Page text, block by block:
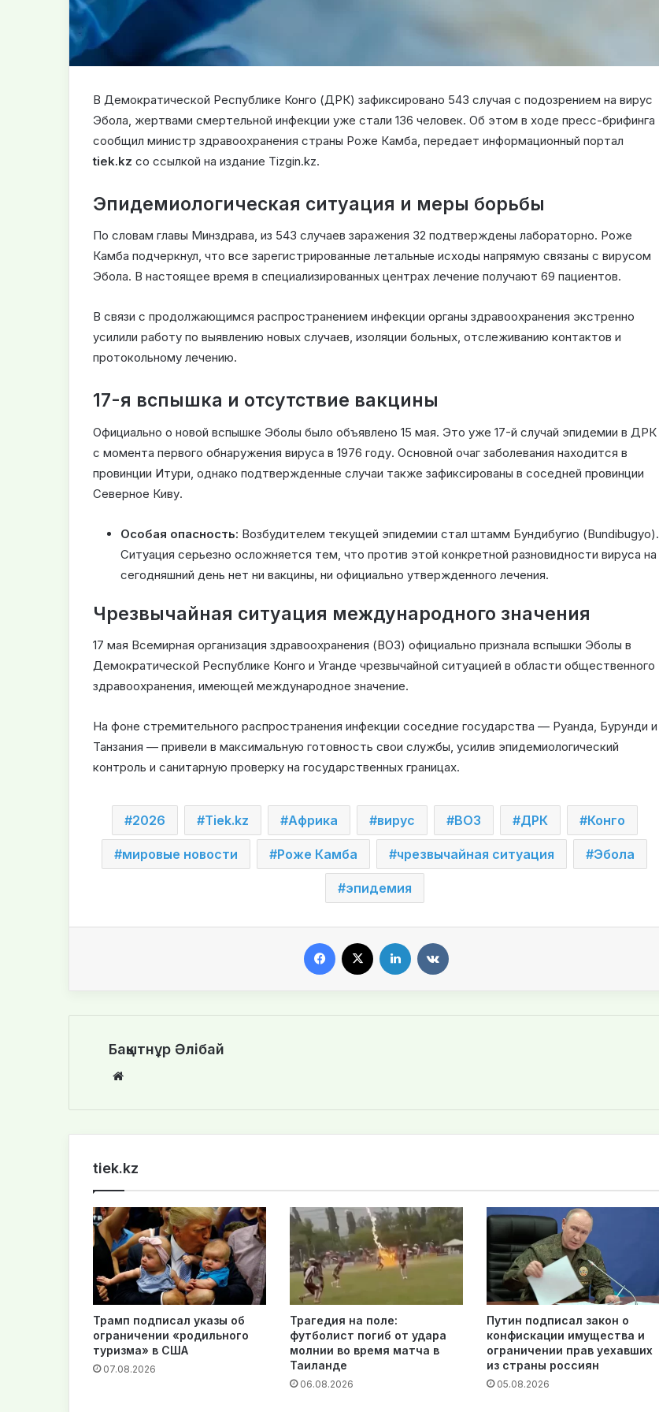
В Демократической Республике Конго (ДРК) зафиксировано 543 случая с подозрением на вирус
Эбола, жертвами смертельной инфекции уже стали 136 человек. Об этом в ходе пресс-брифинга
сообщил министр здравоохранения страны Роже Камба, передает информационный портал
tiek.kz со ссылкой на издание Tizgin.kz.
Эпидемиологическая ситуация и меры борьбы
По словам главы Минздрава, из 543 случаев заражения 32 подтверждены лабораторно. Роже
Камба подчеркнул, что все зарегистрированные летальные исходы напрямую связаны с вирусом
Эбола. В настоящее время в специализированных центрах лечение получают 69 пациентов.
В связи с продолжающимся распространением инфекции органы здравоохранения экстренно
усилили работу по выявлению новых случаев, изоляции больных, отслеживанию контактов и
протокольному лечению.
17-я вспышка и отсутствие вакцины
Официально о новой вспышке Эболы было объявлено 15 мая. Это уже 17-й случай эпидемии в ДРК
с момента первого обнаружения вируса в 1976 году. Основной очаг заболевания находится в
провинции Итури, однако подтвержденные случаи также зафиксированы в соседней провинции
Северное Киву.
Особая опасность: Возбудителем текущей эпидемии стал штамм Бундибугио (Bundibugyo).
Ситуация серьезно осложняется тем, что против этой конкретной разновидности вируса на
сегодняшний день нет ни вакцины, ни официально утвержденного лечения.
Чрезвычайная ситуация международного значения
17 мая Всемирная организация здравоохранения (ВОЗ) официально признала вспышки Эболы в
Демократической Республике Конго и Уганде чрезвычайной ситуацией в области общественного
здравоохранения, имеющей международное значение.
На фоне стремительного распространения инфекции соседние государства — Руанда, Бурунди и
Танзания — привели в максимальную готовность свои службы, усилив эпидемиологический
контроль и санитарную проверку на государственных границах.
2026 Tiek.kz Африка вирус ВОЗ ДРК Конго
мировые новости Роже Камба чрезвычайная ситуация Эбола
эпидемия
Бақытнұр Әлібай
te
tiek.kz
Трамп подписал указы об
ограничении «родильного
туризма» в США
07.08.2026
Трагедия на поле:
футболист погиб от удара
молнии во время матча в
Таиланде
06.08.2026
Путин подписал закон о
конфискации имущества и
ограничении прав уехавших
из страны россиян
05.08.2026